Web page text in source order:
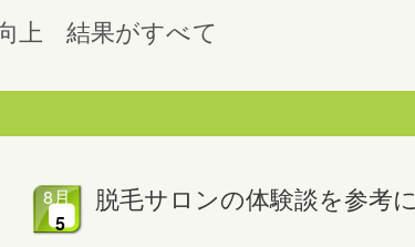
上 結果がすべて
8月
5
脱毛サロンの体験談を参考